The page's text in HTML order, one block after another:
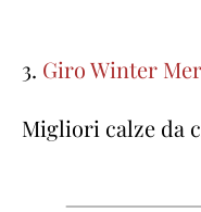
3. Giro Winter
Migliori calze da